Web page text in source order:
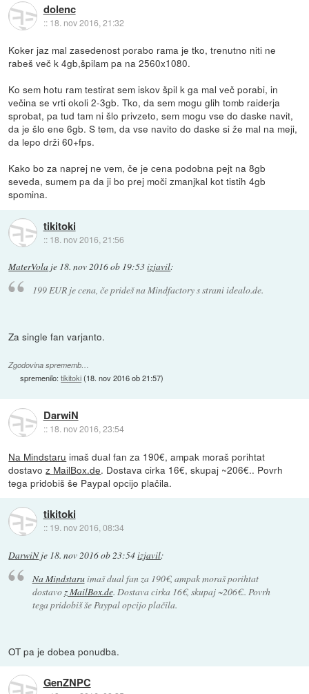
dolenc
:: 18. nov 2016, 21:32
Koker jaz mal zasedenost porabo rama je tko, trenutno niti ne
rabeš več k 4gb,špilam pa na 2560x1080.
Ko sem hotu ram testirat sem iskov špil k ga mal več porabi, in
večina se vrti okoli 2-3gb. Tko, da sem mogu glih tomb raiderja
sprobat, pa tud tam ni šlo privzeto, sem mogu vse do daske navit,
da je šlo ene 6gb. S tem, da vse navito do daske si že mal na meji,
da lepo drži 60+fps.
Kako bo za naprej ne vem, če je cena podobna pejt na 8gb
seveda, sumem pa da ji bo prej moči zmanjkal kot tistih 4gb
spomina.
tikitoki
:: 18. nov 2016, 21:56
MaterVola je 18. nov 2016 ob 19:53izjavil:
199 EUR je cena, če prideš na Mindfactory s strani idealo.de.
Za single fan varjanto.
Zgodovina sprememb…
spremenilo:tikitoki(18. nov 2016 ob 21:57)
DarwiN
:: 18. nov 2016, 23:54
Na Mindstaru imaš dual fan za 190€, ampak moraš porihtat
dostavoz MailBox.de. Dostava cirka 16€, skupaj ~206€.. Povrh
tega pridobiš še Paypal opcijo plačila.
tikitoki
:: 19. nov 2016, 08:34
DarwiNje 18. nov 2016 ob 23:54izjavil:
Na Mindstaruimaš dual fan za 190€, ampak moraš porihtat
dostavo z MailBox.de. Dostava cirka 16€, skupaj ~206€.. Povrh
tega pridobiš še Paypal opcijo plačila.
OT pa je dobea ponudba.
GenZNPC